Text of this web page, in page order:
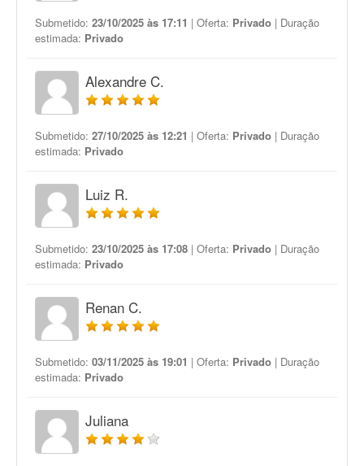
Submetido: 23/10/2025 às 17:11 | Oferta: Privado | Duração
estimada: Privado
Alexandre C.
Submetido: 27/10/2025 às 12:21 | Oferta: Privado | Duração
estimada: Privado
Luiz R.
Submetido: 23/10/2025 às 17:08 | Oferta: Privado | Duração
estimada: Privado
Renan C.
Submetido: 03/11/2025 às 19:01 | Oferta: Privado | Duração
estimada: Privado
Juliana